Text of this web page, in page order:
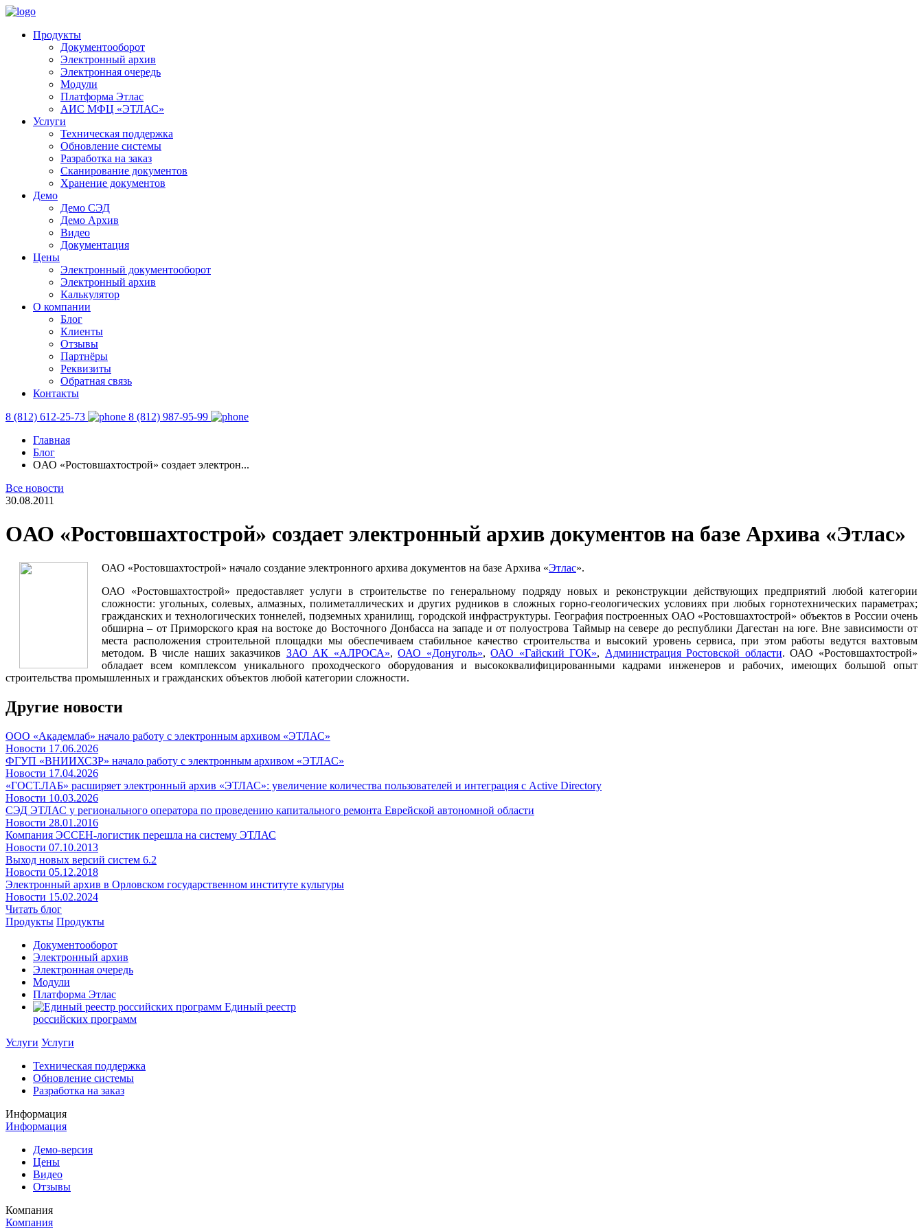
Продукты
Документооборот
Электронный архив
Электронная очередь
Модули
Платформа Этлас
АИС МФЦ «ЭТЛАС»
Услуги
Техническая поддержка
Обновление системы
Разработка на заказ
Сканирование документов
Хранение документов
Демо
Демо СЭД
Демо Архив
Видео
Документация
Цены
Электронный документооборот
Электронный архив
Калькулятор
О компании
Блог
Клиенты
Отзывы
Партнёры
Реквизиты
Обратная связь
Контакты
8 (812) 612-25-73
8 (812) 987-95-99
Главная
Блог
OАО «Ростовшахтострой» создает электрон...
Все новости
30.08.2011
OАО «Ростовшахтострой» создает электронный архив документов на базе Архива «Этлас»
ОАО «Ростовшахтострой» начало создание электронного архива документов на базе Архива «Этлас».
ОАО «Ростовшахтострой» предоставляет услуги в строительстве по генеральному подряду новых и реконструкции действующих предприятий любой категории
сложности: угольных, солевых, алмазных, полиметаллических и других рудников в сложных горно-геологических условиях при любых горнотехнических параметрах;
гражданских и технологических тоннелей, подземных хранилищ, городской инфраструктуры. География построенных ОАО «Ростовшахтострой» объектов в России очень
обширна – от Приморского края на востоке до Восточного Донбасса на западе и от полуострова Таймыр на севере до республики Дагестан на юге. Вне зависимости от
места расположения строительной площадки мы обеспечиваем стабильное качество строительства и высокий уровень сервиса, при этом работы ведутся вахтовым
методом. В числе наших заказчиков ЗАО АК «АЛРОСА»,ОАО «Донуголь»,ОАО «Гайский ГОК», Администрация Ростовской области. ОАО «Ростовшахтострой»
обладает всем комплексом уникального проходческого оборудования и высококвалифицированными кадрами инженеров и рабочих, имеющих большой опыт
строительства промышленных и гражданских объектов любой категории сложности.
Другие новости
ООО «Академлаб» начало работу с электронным архивом «ЭТЛАС»
Новости 17.06.2026
ФГУП «ВНИИХСЗР» начало работу с электронным архивом «ЭТЛАС»
Новости 17.04.2026
«ГОСТ.ЛАБ» расширяет электронный архив «ЭТЛАС»: увеличение количества пользователей и интеграция с Active Directory
Новости 10.03.2026
СЭД ЭТЛАС у регионального оператора по проведению капитального ремонта Еврейской автономной области
Новости 28.01.2016
Компания ЭССЕН-логистик перешла на систему ЭТЛАС
Новости 07.10.2013
Выход новых версий систем 6.2
Новости 05.12.2018
Электронный архив в Орловском государственном институте культуры
Новости 15.02.2024
Читать блог
Продукты Продукты
Документооборот
Электронный архив
Электронная очередь
Модули
Платформа Этлас
Единый реестр
российских программ
Услуги Услуги
Техническая поддержка
Обновление системы
Разработка на заказ
Информация
Информация
Демо-версия
Цены
Видео
Отзывы
Компания
Компания